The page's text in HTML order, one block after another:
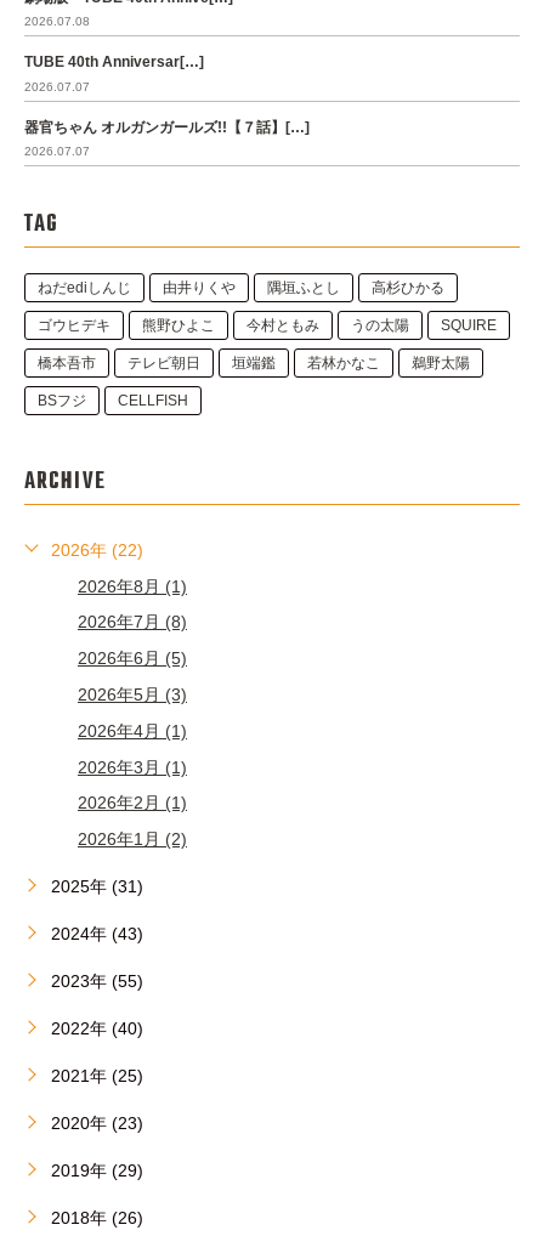
2026.07.08
TUBE 40th Anniversar[…]
2026.07.07
器官ちゃん オルガンガールズ!!【７話】[…]
2026.07.07
TAG
ねだediしんじ 由井りくや 隅垣ふとし 高杉ひかる
ゴウヒデキ 熊野ひよこ 今村ともみ うの太陽 SQUIRE
橋本吾市 テレビ朝日 垣端鑑 若林かなこ 鵜野太陽
BSフジ CELLFISH
ARCHIVE
2026年 (22)
2026年8月 (1)
2026年7月 (8)
2026年6月 (5)
2026年5月 (3)
2026年4月 (1)
2026年3月 (1)
2026年2月 (1)
2026年1月 (2)
2025年 (31)
2024年 (43)
2023年 (55)
2022年 (40)
2021年 (25)
2020年 (23)
2019年 (29)
2018年 (26)